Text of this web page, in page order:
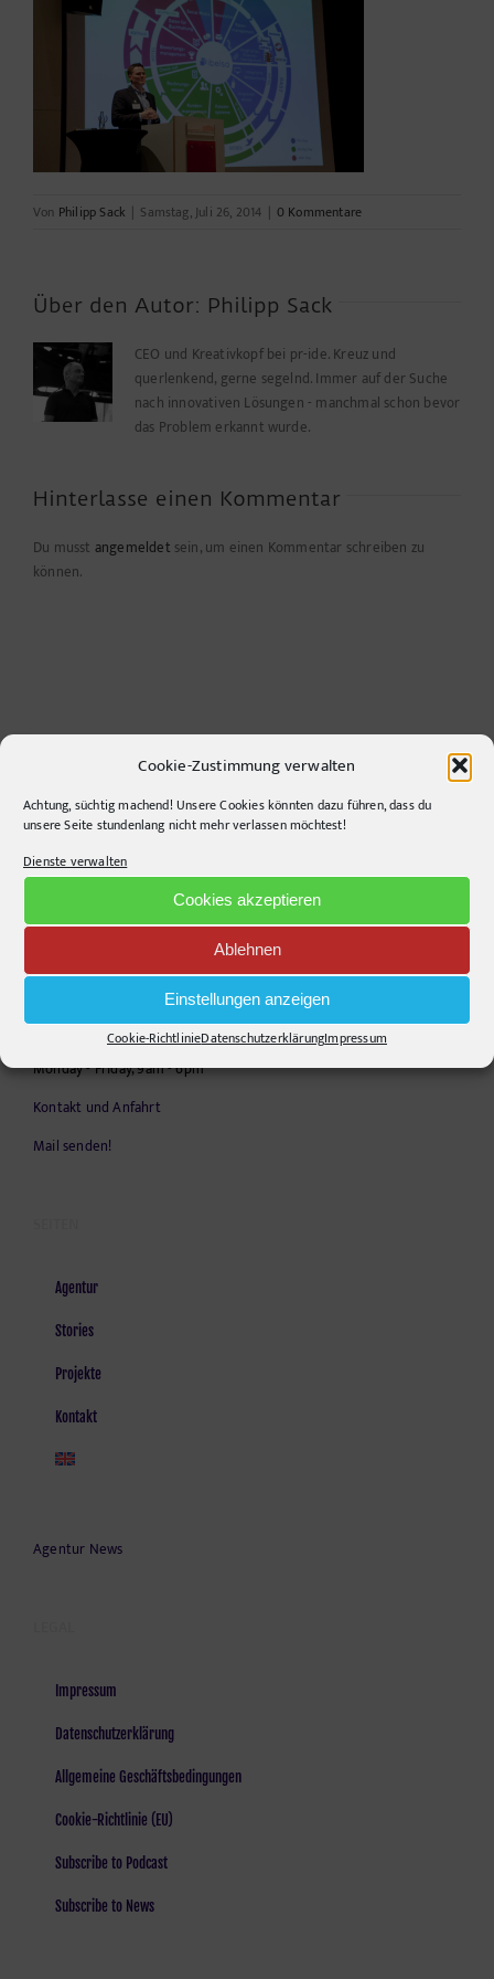
Cookie-Zustimmung verwalten
Achtung, süchtig machend! Unsere Cookies könnten dazu führen, dass du
unsere Seite stundenlang nicht mehr verlassen möchtest!
Dienste verwalten
Cookies akzeptieren
Ablehnen
Einstellungen anzeigen
Cookie-RichtlinieDatenschutzerklärungImpressum
Von Philipp Sack | Samstag, Juli 26, 2014 | 0 Kommentare
Über den Autor: Philipp Sack
CEO und Kreativkopf bei pr-ide. Kreuz und
querlenkend, gerne segelnd. Immer auf der Suche
nach innovativen Lösungen - manchmal schon bevor
das Problem erkannt wurde.
Hinterlasse einen Kommentar
Du musst angemeldet sein, um einen Kommentar schreiben zu
können.
CONTACT INFO
pr-ide
Krefelder Straße 11A
Telephone:+49306860203
info@pr-ide.de
Opening Hours:
Monday - Friday, 9am - 6pm
Kontakt und Anfahrt
Mail senden!
Agentur
Stories
Projekte
Kontakt
Agentur News
Impressum
Datenschutzerklärung
Allgemeine Geschäftsbedingungen
Cookie-Richtlinie (EU)
Subscribe to Podcast
Subscribe to News